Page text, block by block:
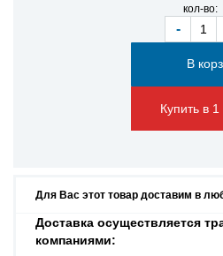
кол-во:
-
Купить в 1
Для Вас этот товар доставим в
Доставка осуществляется
компаниями: